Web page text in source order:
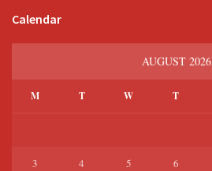
Calendar
AUGUST 2026
M T W T
3 4 5 6